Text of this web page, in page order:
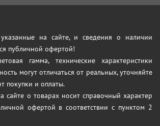
на сайте, и сведения о наличии
публичной офертой!
гамма, технические характеристики
могут отличаться от реальных, уточняйте
покупки и оплаты.
сайте о товарах носит справочный характер
офертой в соответствии с пунктом 2